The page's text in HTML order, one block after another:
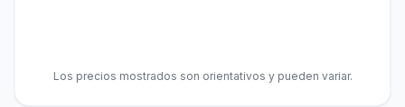
Los precios mostrados son orientativos y pueden variar.